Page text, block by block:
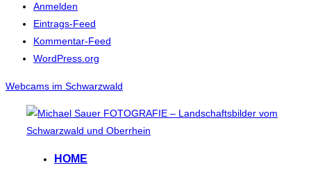
Anmelden
Eintrags-Feed
Kommentar-Feed
WordPress.org
Webcams im Schwarzwald
Inhalt
HOME